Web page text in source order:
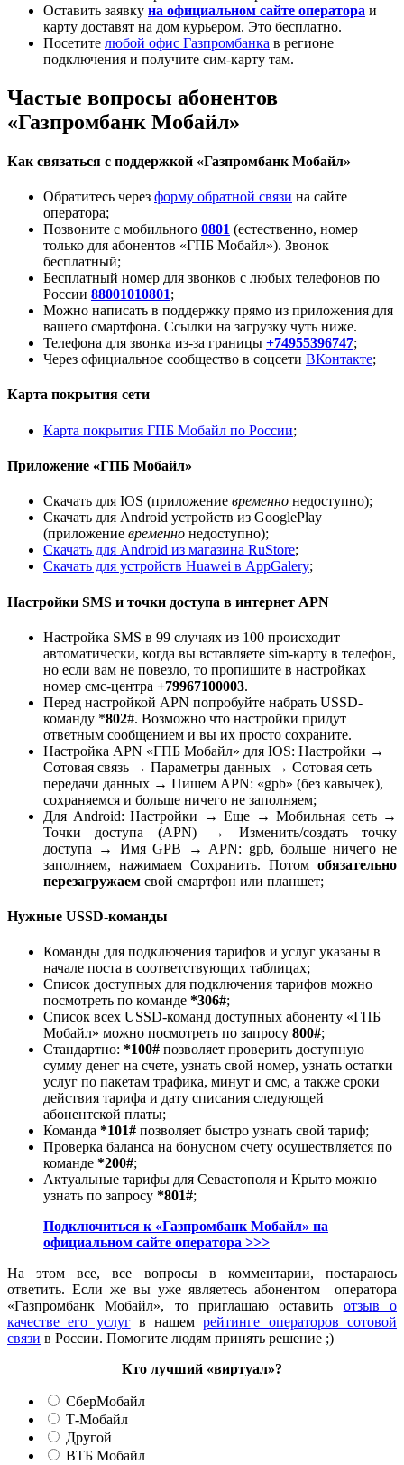
Оставить заявку на официальном сайте оператора и
карту доставят на дом курьером. Это бесплатно.
Посетите любой офис Газпромбанка в регионе
подключения и получите сим-карту там.
Частые вопросы абонентов
«Газпромбанк Мобайл»
Как связаться с поддержкой «Газпромбанк Мобайл»
Обратитесь через форму обратной связи на сайте
оператора;
Позвоните с мобильного 0801 (естественно, номер
только для абонентов «ГПБ Мобайл»). Звонок
бесплатный;
Бесплатный номер для звонков с любых телефонов по
России 88001010801;
Можно написать в поддержку прямо из приложения для
вашего смартфона. Ссылки на загрузку чуть ниже.
Телефона для звонка из-за границы +74955396747;
Через официальное сообщество в соцсети ВКонтакте;
Карта покрытия сети
Карта покрытия ГПБ Мобайл по России;
Приложение «ГПБ Мобайл»
Скачать для IOS (приложение временно недоступно);
Скачать для Android устройств из GooglePlay
(приложение временно недоступно);
Скачать для Android из магазина RuStore;
Скачать для устройств Huawei в AppGalery;
Настройки SMS и точки доступа в интернет APN
Настройка SMS в 99 случаях из 100 происходит
автоматически, когда вы вставляете sim-карту в телефон,
но если вам не повезло, то пропишите в настройках
номер смс-центра +79967100003.
Перед настройкой APN попробуйте набрать USSD-
команду *802#. Возможно что настройки придут
ответным сообщением и вы их просто сохраните.
Настройка APN «ГПБ Мобайл» для IOS: Настройки →
Сотовая связь → Параметры данных → Сотовая сеть
передачи данных → Пишем APN: «gpb» (без кавычек),
сохраняемся и больше ничего не заполняем;
Для Android: Настройки → Еще → Мобильная сеть →
Точки доступа (APN) → Изменить/создать точку
доступа → Имя GPB → APN: gpb, больше ничего не
заполняем, нажимаем Сохранить. Потом обязательно
перезагружаем свой смартфон или планшет;
Нужные USSD-команды
Команды для подключения тарифов и услуг указаны в
начале поста в соответствующих таблицах;
Список доступных для подключения тарифов можно
посмотреть по команде *306#;
Список всех USSD-команд доступных абоненту «ГПБ
Мобайл» можно посмотреть по запросу 800#;
Стандартно: *100# позволяет проверить доступную
сумму денег на счете, узнать свой номер, узнать остатки
услуг по пакетам трафика, минут и смс, а также сроки
действия тарифа и дату списания следующей
абонентской платы;
Команда *101# позволяет быстро узнать свой тариф;
Проверка баланса на бонусном счету осуществляется по
команде *200#;
Актуальные тарифы для Севастополя и Крыто можно
узнать по запросу *801#;
Подключиться к «Газпромбанк Мобайл» на
официальном сайте оператора >>>
На этом все, все вопросы в комментарии, постараюсь
ответить. Если же вы уже являетесь абонентом оператора
«Газпромбанк Мобайл», то приглашаю оставить отзыв о
качестве его услугв нашемрейтинге операторов сотовой
связи в России. Помогите людям принять решение ;)
Кто лучший «виртуал»?
СберМобайл
Т-Мобайл
Другой
ВТБ Мобайл